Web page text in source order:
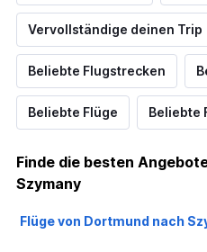
Vervollständige deinen Trip
Beliebte Flugstrecken
Beliebte Flüge Beliebte
Finde die besten
Szymany
Flüge von Dortmund nach